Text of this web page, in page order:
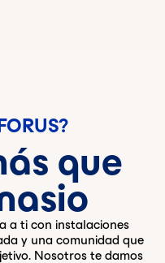
que
a ti con instalaciones
y una comunidad que
Nosotros te damos